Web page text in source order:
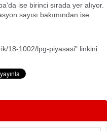
ise birinci sırada yer alıyor.
sayısı bakımından ise
18-1002/lpg-piyasasi" linkini